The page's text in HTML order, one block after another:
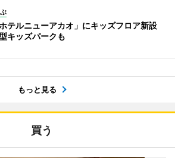
テルニューアカオ」にキッズフロア新設
キッズパークも
もっと見る
買う